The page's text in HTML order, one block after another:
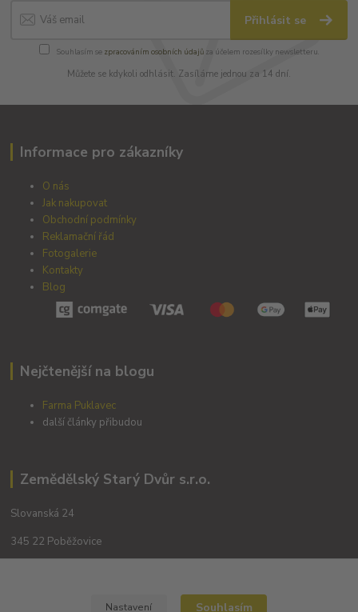
Přihlásit se
Souhlasím se zpracováním osobních údajůza účelem rozesílky newsletteru.
Můžete se kdykoli odhlásit. Zasíláme jednou za 14 dní.
Informace pro zákazníky
O nás
Jak nakupovat
Obchodní podmínky
Reklamační řád
Fotogalerie
Kontakty
Blog
Nejčtenější na blogu
Farma Puklavec
další články přibudou
Zemědělský Starý Dvůr s.r.o.
Slovanská 24
345 22 Poběžovice
Nastavení Souhlasím